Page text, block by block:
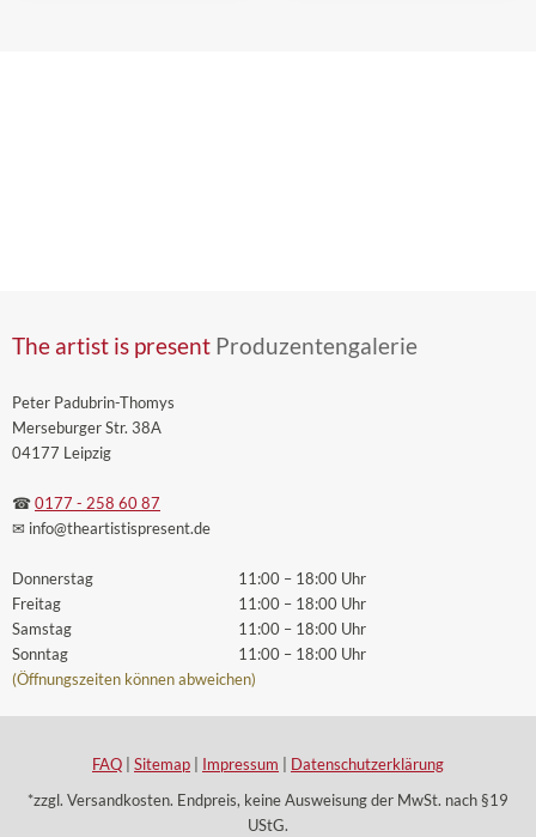
The artist is present Produzentengalerie
Peter Padubrin-Thomys
Merseburger Str. 38A
04177 Leipzig
☎ 0177 - 258 60 87
✉ info@theartistispresent.de
Donnerstag
Freitag
Samstag
Sonntag
11:00 – 18:00 Uhr
11:00 – 18:00 Uhr
11:00 – 18:00 Uhr
11:00 – 18:00 Uhr
(Öffnungszeiten können abweichen)
FAQ Sitemap Impressum
Datenschutzerklärung
*zzgl. Versandkosten. Endpreis, keine Ausweisung der MwSt. nach §19
UStG.